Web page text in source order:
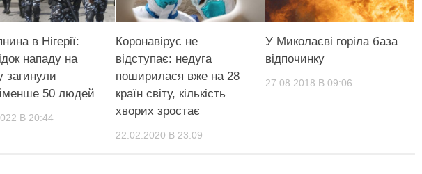
в Нігерії:
нападу на
загинули
50 людей
В 20:44
Коронавірус не
відступає: недуга
поширилася вже на 28
країн світу, кількість
хворих зростає
22.02.2020 В 23:09
У Миколаєві горіла база
відпочинку
27.08.2018 В 09:06